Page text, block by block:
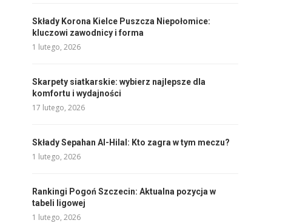
Składy Korona Kielce Puszcza Niepołomice:
kluczowi zawodnicy i forma
1 lutego, 2026
Skarpety siatkarskie: wybierz najlepsze dla
komfortu i wydajności
17 lutego, 2026
Składy Sepahan Al-Hilal: Kto zagra w tym meczu?
1 lutego, 2026
Rankingi Pogoń Szczecin: Aktualna pozycja w
tabeli ligowej
1 lutego, 2026